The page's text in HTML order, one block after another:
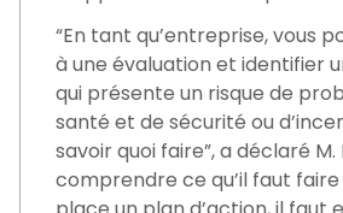
“En tant qu’entreprise, vous
à une évaluation et identifier
qui présente un risque de
santé et de sécurité ou
savoir quoi faire”, a déclaré M.
comprendre ce qu’il faut